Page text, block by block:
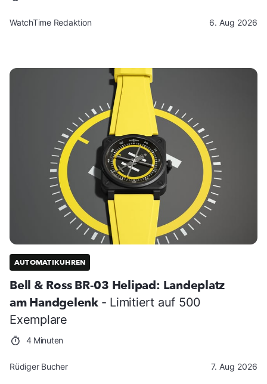
WatchTime Redaktion 6. Aug 2026
AUTOMATIKUHREN
Bell & Ross BR-03 Helipad: Landeplatz
am Handgelenk - Limitiert auf 500
Exemplare
4 Minuten
Rüdiger Bucher 7. Aug 2026